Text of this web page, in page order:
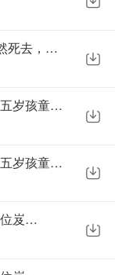
《天机》第005集崇德帝(皇太极)突然死去，皇宫上演皇位争夺战3
《天机》第006集两虎相争不相让，五岁孩童捡便宜1
《天机》第007集两虎相争不相让，五岁孩童捡便宜2
《天机》第008集皇帝频频受辱，帝位岌岌可危1